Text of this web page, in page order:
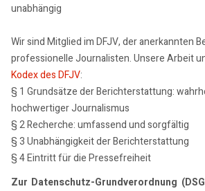
unabhängig
Wir sind Mitglied im DFJV, der anerkannten
professionelle Journalisten. Unsere Arbeit
Kodex des DFJV:
§ 1 Grundsätze der Berichterstattung:
hochwertiger Journalismus
§ 2 Recherche: umfassend und sorgfältig
§ 3 Unabhängigkeit der Berichterstattung
§ 4 Eintritt für die Pressefreiheit
Zur Datenschutz-Grundverordnung